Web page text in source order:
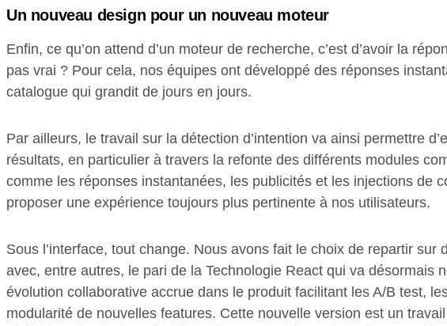
Un nouveau design pour un nouveau moteur
Enfin, ce qu’on attend d’un moteur de recherche, c’est d’avoir la
pas vrai ? Pour cela, nos équipes ont développé des réponses
catalogue qui grandit de jours en jours.
Par ailleurs, le travail sur la détection d’intention va ainsi permettre
résultats, en particulier à travers la refonte des différents modules
comme les réponses instantanées, les publicités et les injections de
proposer une expérience toujours plus pertinente à nos utilisateurs.
Sous l’interface, tout change. Nous avons fait le choix de repartir sur
avec, entre autres, le pari de la Technologie React qui va désormais
évolution collaborative accrue dans le produit facilitant les A/B test,
modularité de nouvelles features. Cette nouvelle version est un